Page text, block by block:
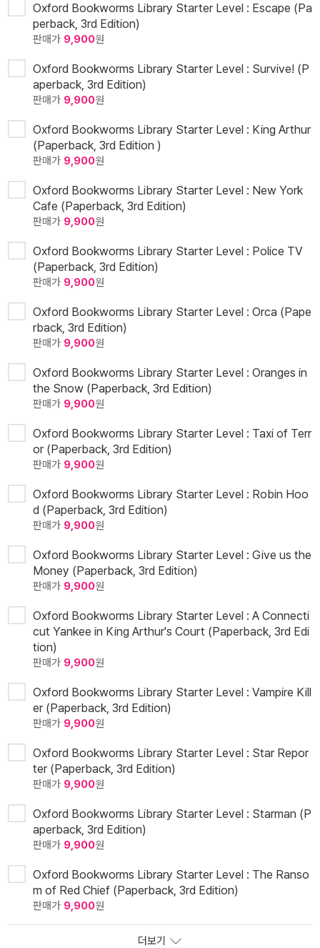
Oxford Bookworms Library Starter Level : Escape (Pa
perback, 3rd Edition)
판매가 9,900원
Oxford Bookworms Library Starter Level : Survive! (P
aperback, 3rd Edition)
판매가 9,900원
Oxford Bookworms Library Starter Level : King Arthur
(Paperback, 3rd Edition )
판매가 9,900원
Oxford Bookworms Library Starter Level : New York
Cafe (Paperback, 3rd Edition)
판매가 9,900원
Oxford Bookworms Library Starter Level : Police TV
(Paperback, 3rd Edition)
판매가 9,900원
Oxford Bookworms Library Starter Level : Orca (Pape
rback, 3rd Edition)
판매가 9,900원
Oxford Bookworms Library Starter Level : Oranges in
the Snow (Paperback, 3rd Edition)
판매가 9,900원
Oxford Bookworms Library Starter Level : Taxi of Terr
or (Paperback, 3rd Edition)
판매가 9,900원
Oxford Bookworms Library Starter Level : Robin Hoo
d (Paperback, 3rd Edition)
판매가 9,900원
Oxford Bookworms Library Starter Level : Give us the
Money (Paperback, 3rd Edition)
판매가 9,900원
Oxford Bookworms Library Starter Level : A Connecti
cut Yankee in King Arthur's Court (Paperback, 3rd Edi
tion)
판매가 9,900원
Oxford Bookworms Library Starter Level : Vampire Kill
er (Paperback, 3rd Edition)
판매가 9,900원
Oxford Bookworms Library Starter Level : Star Repor
ter (Paperback, 3rd Edition)
판매가 9,900원
Oxford Bookworms Library Starter Level : Starman (P
aperback, 3rd Edition)
판매가 9,900원
Oxford Bookworms Library Starter Level : The Ranso
m of Red Chief (Paperback, 3rd Edition)
판매가 9,900원
더보기